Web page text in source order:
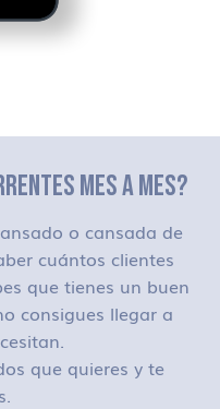
MES A MES?
o cansada de
cuántos clientes
que tienes un buen
consigues llegar a
que quieres y te